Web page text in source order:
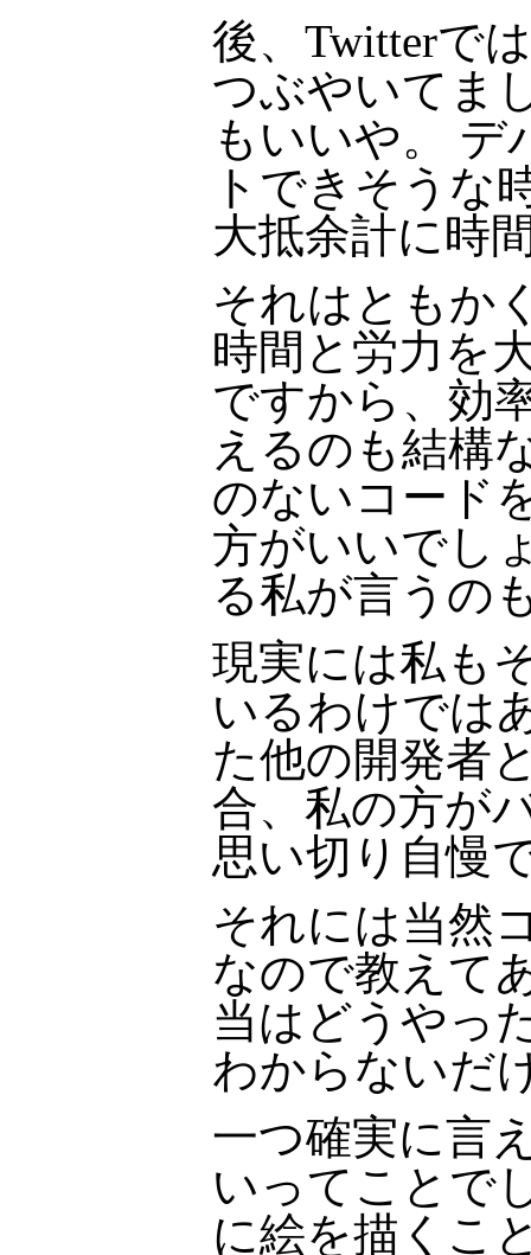
後、Twitterで
つぶやいてま
もいいや。 デ
トできそうな
大抵余計に時
それはともか
時間と労力を
ですから、効
えるのも結構
のないコード
方がいいでし
る私が言うの
現実には私も
いるわけでは
た他の開発者
合、私の方が
思い切り自慢
それには当然
なので教えて
当はどうやっ
わからないだ
一つ確実に言
いってことで
に絵を描くこ